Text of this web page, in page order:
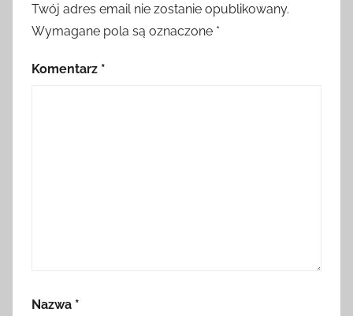
Twój adres email nie zostanie opublikowany.
Wymagane pola są oznaczone *
Komentarz *
Nazwa *